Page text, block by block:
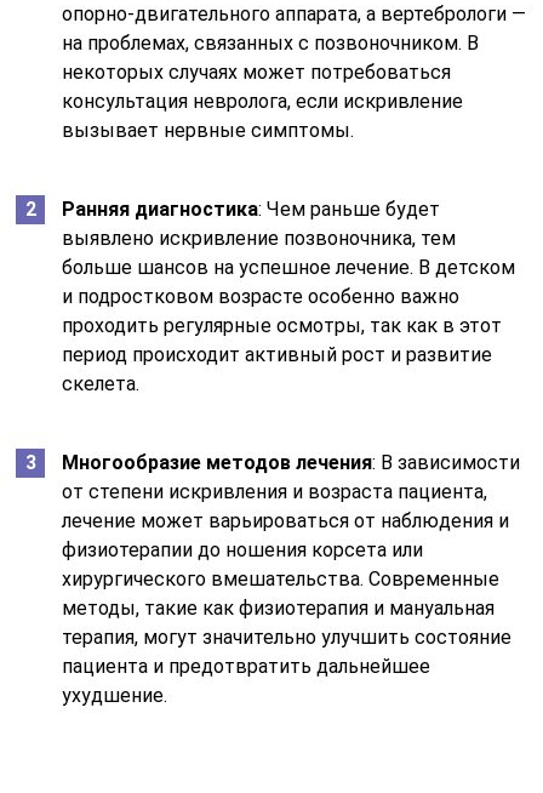
опорно-двигательного аппарата, а вертебрологи —
на проблемах, связанных с позвоночником. В
некоторых случаях может потребоваться
консультация невролога, если искривление
вызывает нервные симптомы.
Ранняя диагностика: Чем раньше будет
выявлено искривление позвоночника, тем
больше шансов на успешное лечение. В детском
и подростковом возрасте особенно важно
проходить регулярные осмотры, так как в этот
период происходит активный рост и развитие
скелета.
Многообразие методов лечения: В зависимости
от степени искривления и возраста пациента,
лечение может варьироваться от наблюдения и
физиотерапии до ношения корсета или
хирургического вмешательства. Современные
методы, такие как физиотерапия и мануальная
терапия, могут значительно улучшить состояние
пациента и предотвратить дальнейшее
ухудшение.